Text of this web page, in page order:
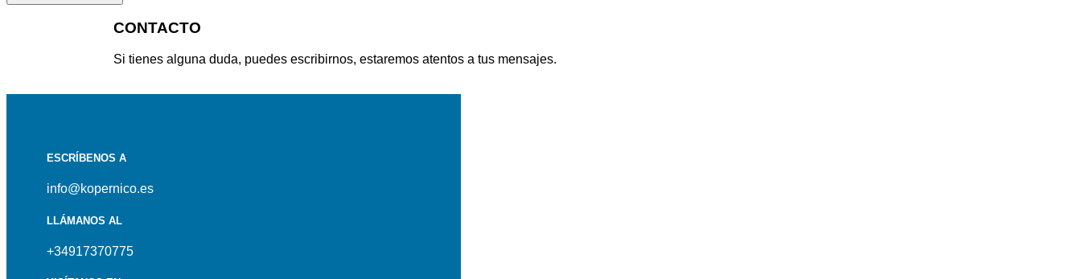
CONTACTO
Si tienes alguna duda, puedes escribirnos, estaremos atentos a tus mensajes.
ESCRÍBENOS A
info@kopernico.es
LLÁMANOS AL
+34917370775